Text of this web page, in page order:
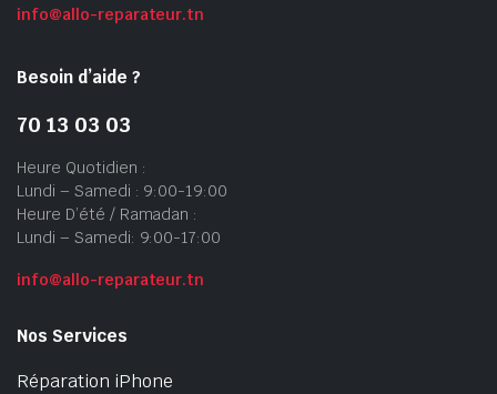
info@allo-reparateur.tn
Besoin d’aide ?
70 13 03 03
Heure Quotidien :
Lundi – Samedi : 9:00-19:00
Heure D’été / Ramadan :
Lundi – Samedi: 9:00-17:00
info@allo-reparateur.tn
Nos Services
Réparation iPhone